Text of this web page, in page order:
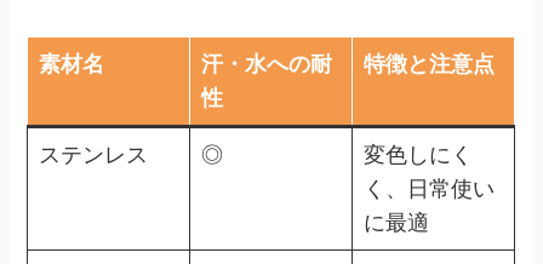
素材名
汗・水への耐
性
特徴と注意点
ステンレス ◎
変色しにく
く、日常使い
に最適